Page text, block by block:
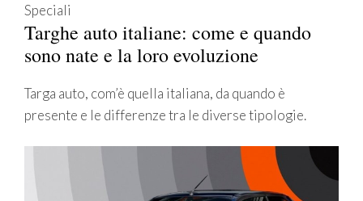
Speciali
Targhe auto italiane: come e quando
sono nate e la loro evoluzione
Targa auto, com’è quella italiana, da quando è
presente e le differenze tra le diverse tipologie.